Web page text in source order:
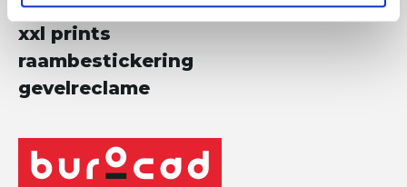
beursstanden
xxl prints
raambestickering
gevelreclame